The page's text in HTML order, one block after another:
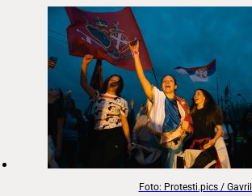
Foto: Protesti.pics /